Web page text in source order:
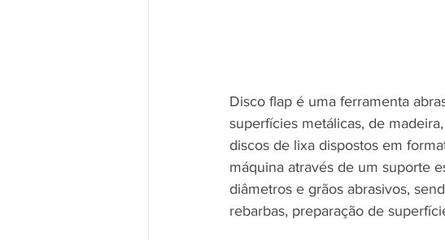
Disco flap é uma ferramenta
superfícies metálicas, de
discos de lixa dispostos em
máquina através de um suporte
diâmetros e grãos abrasivos,
rebarbas, preparação de